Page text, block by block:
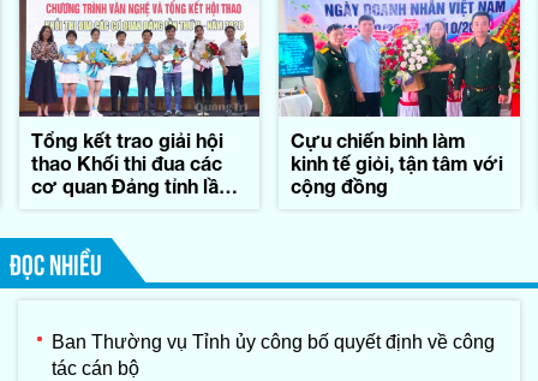
Tổng kết trao giải hội
thao Khối thi đua các
cơ quan Đảng tỉnh lần
Cựu chiến binh làm
kinh tế giỏi, tận tâm với
cộng đồng
ĐỌC NHIỀU
Ban Thường vụ Tỉnh ủy công bố quyết định về công
tác cán bộ